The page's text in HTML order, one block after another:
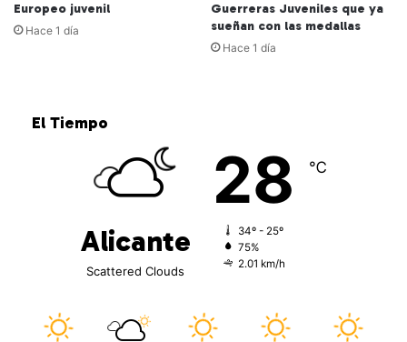
Europeo juvenil
Hace 1 día
Guerreras Juveniles que ya
sueñan con las medallas
Hace 1 día
El Tiempo
Alicante
Scattered Clouds
28 ℃
34º - 25º
75%
2.01 km/h